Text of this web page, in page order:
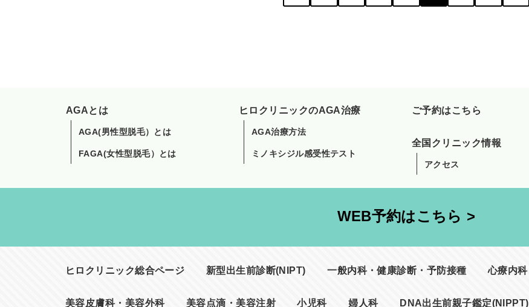
AGAとは
AGA(男性型脱毛）とは
FAGA(女性型脱毛）とは
ヒロクリニックのAGA治療
AGA治療方法
ミノキシジル感受性テスト
ご予約はこちら
全国クリニック情報
アクセス
WEB予約はこちら >
ヒロクリニック総合ページ 新型出生前診断(NIPT) 一般内科・健康診断・予防接種 心療内科
美容皮膚科・美容外科 美容点滴・美容注射 小児科 婦人科 DNA出生前親子鑑定(NIPPT)